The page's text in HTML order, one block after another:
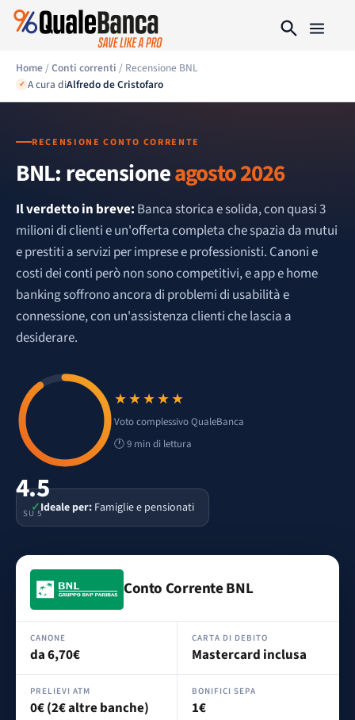
Home/Conti correnti / Recensione BNL
✓ A cura diAlfredo de Cristofaro
RECENSIONE CONTO CORRENTE
BNL: recensioneagosto 2026
Il verdetto in breve: Banca storica e solida, con quasi 3
milioni di clienti e un'offerta completa che spazia da mutui
e prestiti a servizi per imprese e professionisti. Canoni e
costi dei conti però non sono competitivi, e app e home
banking soffrono ancora di problemi di usabilità e
connessione, con un'assistenza clienti che lascia a
desiderare.
4.5
SU 5
★★★★★
Voto 4.5 su 5
Voto complessivo QualeBanca
🕐 9 min di lettura
✓Ideale per: Famiglie e pensionati
Conto Corrente BNL
CANONE
da 6,70€
CARTA DI DEBITO
Mastercard inclusa
PRELIEVI ATM
0€ (2€ altre banche)
BONIFICI SEPA
1€